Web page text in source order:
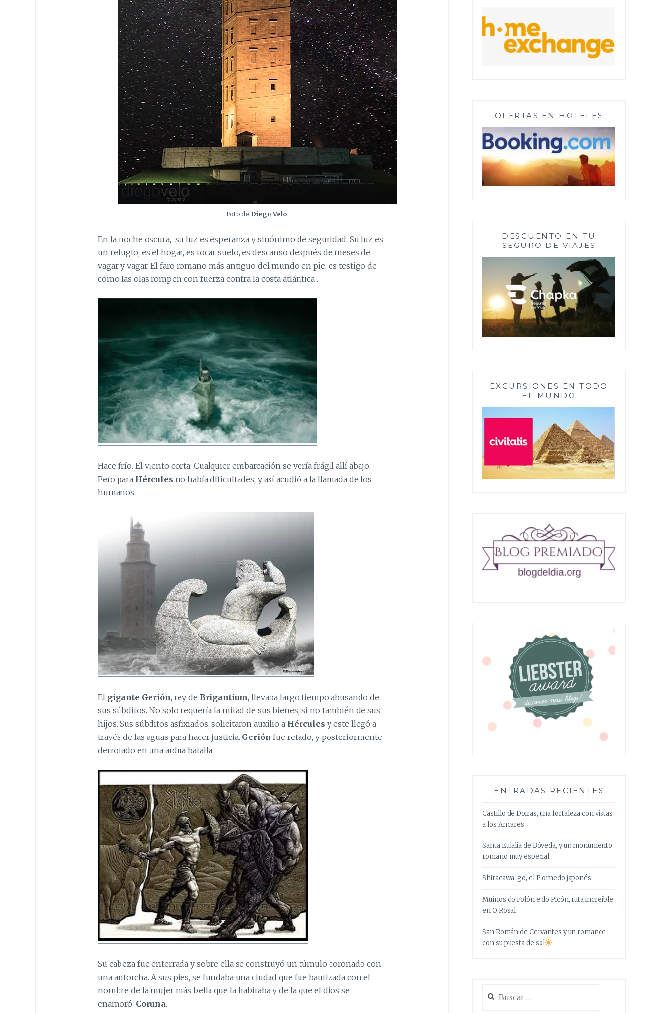
Foto de Diego Velo.
En la noche oscura, su luz es esperanza y sinónimo de seguridad. Su luz es
un refugio, es el hogar, es tocar suelo, es descanso después de meses de
vagar y vagar. El faro romano más antiguo del mundo en pie, es testigo de
cómo las olas rompen con fuerza contra la costa atlántica .
Hace frío. El viento corta. Cualquier embarcación se vería frágil allí abajo.
Pero para Hércules no había dificultades, y así acudió a la llamada de los
humanos.
Elgigante Gerión, rey de Brigantium, llevaba largo tiempo abusando de
sus súbditos. No solo requería la mitad de sus bienes, si no también de sus
hijos. Sus súbditos asfixiados, solicitaron auxilio a Hércules y este llegó a
través de las aguas para hacer justicia. Gerión fue retado, y posteriormente
derrotado en una ardua batalla.
Su cabeza fue enterrada y sobre ella se construyó un túmulo coronado con
una antorcha. A sus pies, se fundaba una ciudad que fue bautizada con el
nombre de la mujer más bella que la habitaba y de la que el dios se
enamoró: Coruña.
OFERTAS EN HOTELES
DESCUENTO EN TU
SEGURO DE VIAJES
EXCURSIONES EN TODO
EL MUNDO
ENTRADAS RECIENTES
Castillo de Doiras, una fortaleza con vistas
a los Ancares
Santa Eulalia de Bóveda, y un monumento
romano muy especial
Shiracawa-go, el Piornedo japonés
Muíños do Folón e do Picón, ruta increíble
en O Rosal
San Román de Cervantes y un romance
con su puesta de sol